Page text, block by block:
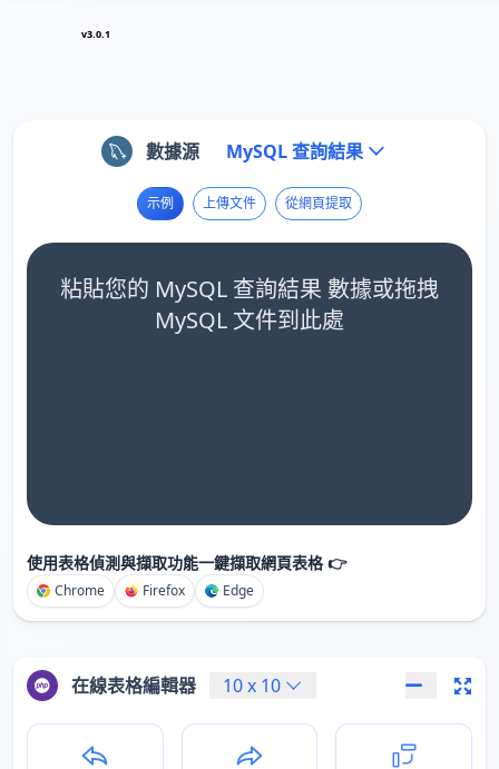
v3.0.1
數據源 MySQL 查詢結果
示例 上傳文件 從網頁提取
粘貼您的 MySQL 查詢結果 數據或拖拽
MySQL 文件到此處
使用表格偵測與擷取功能一鍵擷取網頁表格 👉
Chrome Firefox Edge
在線表格編輯器 10x 10